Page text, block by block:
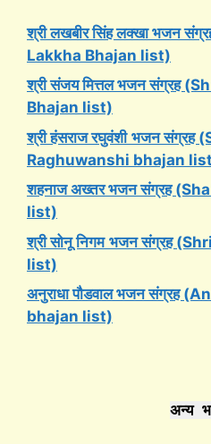
श्री लखबीर सिंह लक्खा भजन
Lakkha Bhajan list)
श्री संजय मित्तल भजन संग्रह
Bhajan list)
श्री हंसराज रघुवंशी भजन संग्रह
Raghuwanshi bhajan
शहनाज अख्तर भजन संग्रह
list)
श्री सोनू निगम भजन संग्रह
list)
अनुराधा पौडवाल भजन संग्रह
bhajan list)
अन्य